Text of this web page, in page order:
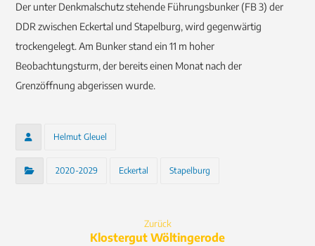
Der unter Denkmalschutz stehende Führungsbunker (FB 3) der
DDR zwischen Eckertal und Stapelburg, wird gegenwärtig
trockengelegt. Am Bunker stand ein 11 m hoher
Beobachtungsturm, der bereits einen Monat nach der
Grenzöffnung abgerissen wurde.
Helmut Gleuel
2020-2029 Eckertal Stapelburg
Zurück
Klostergut Wöltingerode